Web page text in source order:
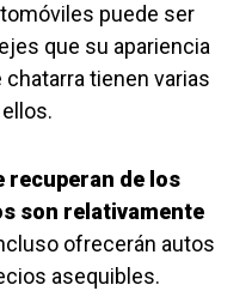
puede ser
que su apariencia
tienen varias
recuperan de los
son relativamente
ofrecerán autos
asequibles.